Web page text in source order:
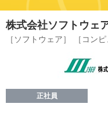
株式会社ソフトウェ
［ソフトウェア］ ［コン
正社員